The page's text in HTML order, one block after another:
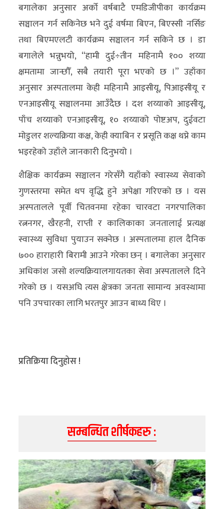
ग्यालरी
भिडियो
बगालेका अनुसार अर्को वर्षबाटै एमडिजीपीका कार्यक्रम
सञ्चालन गर्न सकिनेछ भने दुई वर्षमा बिएन, बिएस्सी नर्सिङ
तथा बिएमएलटी कार्यक्रम सञ्चालन गर्न सकिने छ । डा
बगालेले भन्नुभयो, “हामी दुई÷तीन महिनामै १०० शय्या
क्षमतामा जान्छौँ, सबै तयारी पूरा भएको छ ।” उहाँका
अनुसार अस्पतालमा केही महिनामै आइसीयू, पिआइसीयू र
एनआइसीयू सञ्चालनमा आउँदैछ । दश शय्याको आइसीयू,
पाँच शय्याको एनआइसीयू, १० शय्याको पोष्टअप, दुईवटा
मोडुलर शल्यक्रिया कक्ष, केही क्याबिन र प्रसूति कक्ष थप्ने काम
भइरहेको उहाँले जानकारी दिनुभयो ।
शैक्षिक कार्यक्रम सञ्चालन गरेसँगै यहाँको स्वास्थ्य सेवाको
गुणस्तरमा समेत थप वृद्धि हुने अपेक्षा गरिएको छ । यस
अस्पतालले पूर्वी चितवनमा रहेका चारवटा नगरपालिका
रत्ननगर, खैरहनी, राप्ती र कालिकाका जनतालाई प्रत्यक्ष
स्वास्थ्य सुविधा पुयाउन सक्नेछ । अस्पतालमा हाल दैनिक
७०० हाराहारी बिरामी आउने गरेका छन् । बगालेका अनुसार
अधिकांश जसो शल्यक्रियालगायतका सेवा अस्पतालले दिने
गरेको छ । यसअघि त्यस क्षेत्रका जनता सामान्य अवस्थामा
पनि उपचारका लागि भरतपुर आउन बाध्य थिए ।
प्रतिक्रिया दिनुहोस !
सम्बन्धित शीर्षकहरु :